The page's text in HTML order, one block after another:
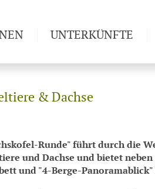
& Dachse
Runde" führt durch die
und Dachse und bietet
und "4-Berge-
UNTERKÜNFTE